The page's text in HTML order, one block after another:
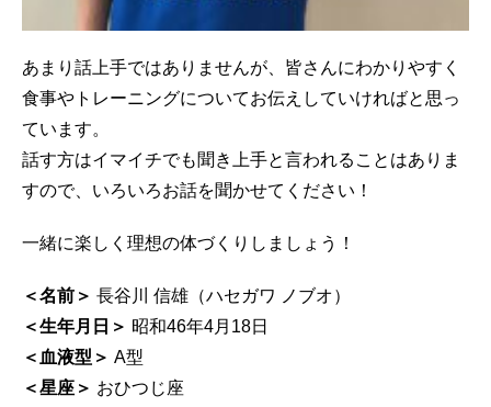
あまり話上手ではありませんが、皆さんにわかりやすく
食事やトレーニングについてお伝えしていければと思っ
ています。
話す方はイマイチでも聞き上手と言われることはありま
すので、いろいろお話を聞かせてください！
一緒に楽しく理想の体づくりしましょう！
＜名前＞ 長谷川 信雄（ハセガワ ノブオ）
＜生年月日＞ 昭和46年4月18日
＜血液型＞ A型
＜星座＞ おひつじ座